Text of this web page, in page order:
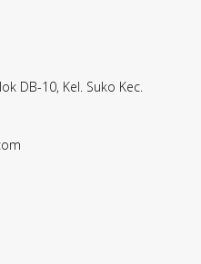
DB-10, Kel. Suko Kec.